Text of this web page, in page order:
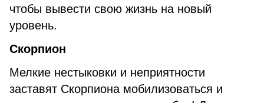
чтобы вывести свою жизнь на новый
уровень.
Скорпион
Мелкие нестыковки и неприятности
заставят Скорпиона мобилизоваться и